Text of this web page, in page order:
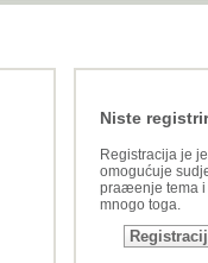
Niste
Registracija je
omogućuje
praæenje tema i
mnogo toga.